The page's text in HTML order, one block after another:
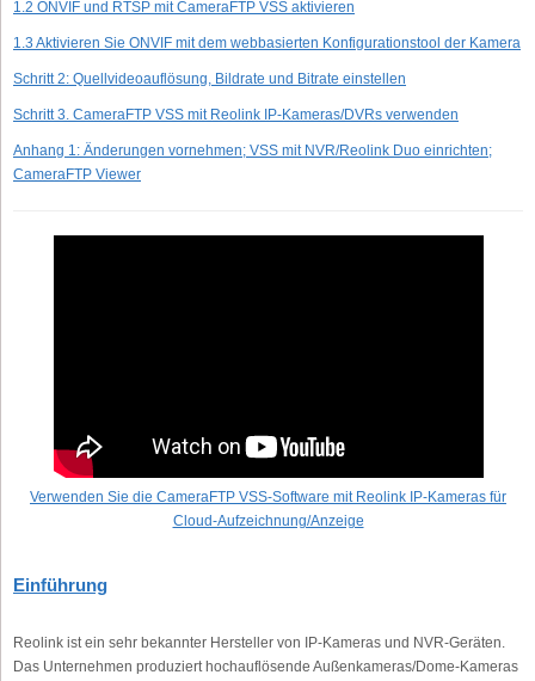
1.2 ONVIF und RTSP mit CameraFTP VSS aktivieren
1.3 Aktivieren Sie ONVIF mit dem webbasierten Konfigurationstool der Kamera
Schritt 2: Quellvideoauflösung, Bildrate und Bitrate einstellen
Schritt 3. CameraFTP VSS mit Reolink IP-Kameras/DVRs verwenden
Anhang 1: Änderungen vornehmen; VSS mit NVR/Reolink Duo einrichten;
CameraFTP Viewer
Verwenden Sie die CameraFTP VSS-Software mit Reolink IP-Kameras für
Cloud-Aufzeichnung/Anzeige
Einführung
Reolink ist ein sehr bekannter Hersteller von IP-Kameras und NVR-Geräten.
Das Unternehmen produziert hochauflösende Außenkameras/Dome-Kameras